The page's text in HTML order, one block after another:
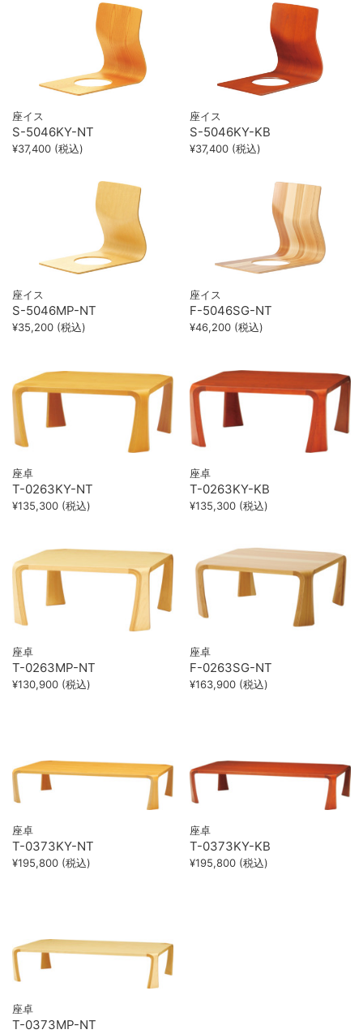
座イス
S-5046KY-NT
¥37,400 (税込)
座イス
S-5046KY-KB
¥37,400 (税込)
座イス
S-5046MP-NT
¥35,200 (税込)
座イス
F-5046SG-NT
¥46,200 (税込)
座卓
T-0263KY-NT
¥135,300 (税込)
座卓
T-0263KY-KB
¥135,300 (税込)
座卓
T-0263MP-NT
¥130,900 (税込)
座卓
F-0263SG-NT
¥163,900 (税込)
座卓
T-0373KY-NT
¥195,800 (税込)
座卓
T-0373KY-KB
¥195,800 (税込)
座卓
T-0373MP-NT